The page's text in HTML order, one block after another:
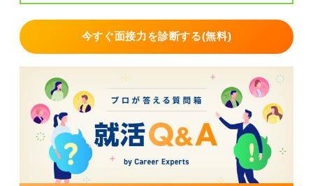
今すぐ面接力を診断する(無料)